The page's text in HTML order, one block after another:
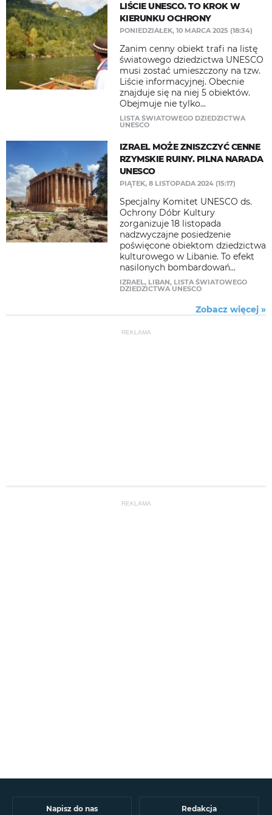
LIŚCIE UNESCO. TO KROK W
KIERUNKU OCHRONY
PONIEDZIAŁEK, 10 MARCA 2025 (18:34)
Zanim cenny obiekt trafi na listę
światowego dziedzictwa UNESCO
musi zostać umieszczony na tzw.
Liście informacyjnej. Obecnie
znajduje się na niej 5 obiektów.
Obejmuje nie tylko...
LISTA ŚWIATOWEGO DZIEDZICTWA
UNESCO
IZRAEL MOŻE ZNISZCZYĆ CENNE
RZYMSKIE RUINY. PILNA NARADA
UNESCO
PIĄTEK, 8 LISTOPADA 2024 (15:17)
Specjalny Komitet UNESCO ds.
Ochrony Dóbr Kultury
zorganizuje 18 listopada
nadzwyczajne posiedzenie
poświęcone obiektom dziedzictwa
kulturowego w Libanie. To efekt
nasilonych bombardowań...
IZRAEL, LIBAN, LISTA ŚWIATOWEGO
DZIEDZICTWA UNESCO
Zobacz więcej »
REKLAMA
REKLAMA
Napisz do nas Redakcja